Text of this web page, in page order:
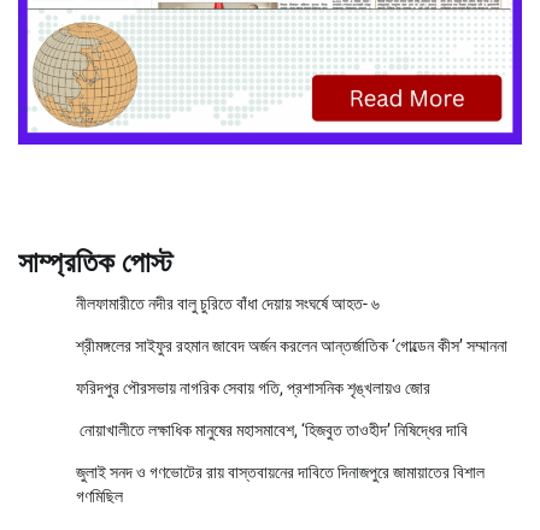
সাম্প্রতিক পোস্ট
নীলফামারীতে নদীর বালু চুরিতে বাঁধা দেয়ায় সংঘর্ষে আহত- ৬
শ্রীমঙ্গলের সাইফুর রহমান জাবেদ অর্জন করলেন আন্তর্জাতিক ‘গোল্ডেন কীস’ সম্মাননা
ফরিদপুর পৌরসভায় নাগরিক সেবায় গতি, প্রশাসনিক শৃঙ্খলায়ও জোর
নোয়াখালীতে লক্ষাধিক মানুষের মহাসমাবেশ, ‘হিজবুত তাওহীদ’ নিষিদ্ধের দাবি
জুলাই সনদ ও গণভোটের রায় বাস্তবায়নের দাবিতে দিনাজপুরে জামায়াতের বিশাল
গণমিছিল